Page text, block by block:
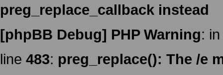
preg_replace_callback instead
[phpBB Debug] PHP Warning:
line 483: preg_replace(): The /e